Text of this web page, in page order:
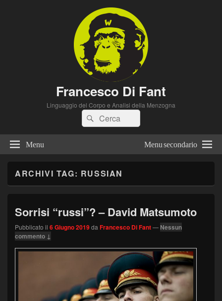
Francesco Di Fant
Linguaggio del Corpo e Analisi della Menzogna
Cerca:Cerca
Menu Menu secondario
ARCHIVI TAG: RUSSIAN
Sorrisi “russi”? – David Matsumoto
Pubblicato il 6 Giugno 2019da Francesco Di Fant— Nessun
commento ↓